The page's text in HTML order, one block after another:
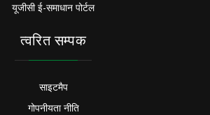
यूजीसी ई-समाधान पोर्टल
त्वरित सम्पक
साइटमैप
गोपनीयता नीति